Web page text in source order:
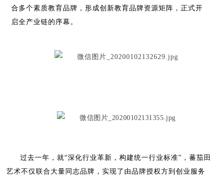
合多个素质教育品牌，形成创新教育品牌资源矩阵，正式开
启全产业链的序幕。
过去一年，就“深化行业革新，构建统一行业标准”，蕃茄田
艺术不仅联合大量同志品牌，实现了由品牌授权方到创业服务